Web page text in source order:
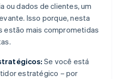
ou dados de clientes, um
Isso porque, nesta
estão mais comprometidas
Se você está
estratégico – por